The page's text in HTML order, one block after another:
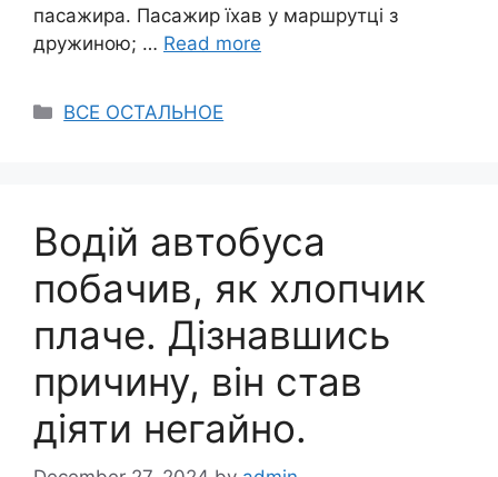
пасажира. Пасажир їхав y маршрутці з
дружиною; … Read more
Categories
ВСЕ ОСТАЛЬНОЕ
Водій автобуса
побачив, як хлопчик
плаче. Дізнавшись
причину, він став
діяти негайно.